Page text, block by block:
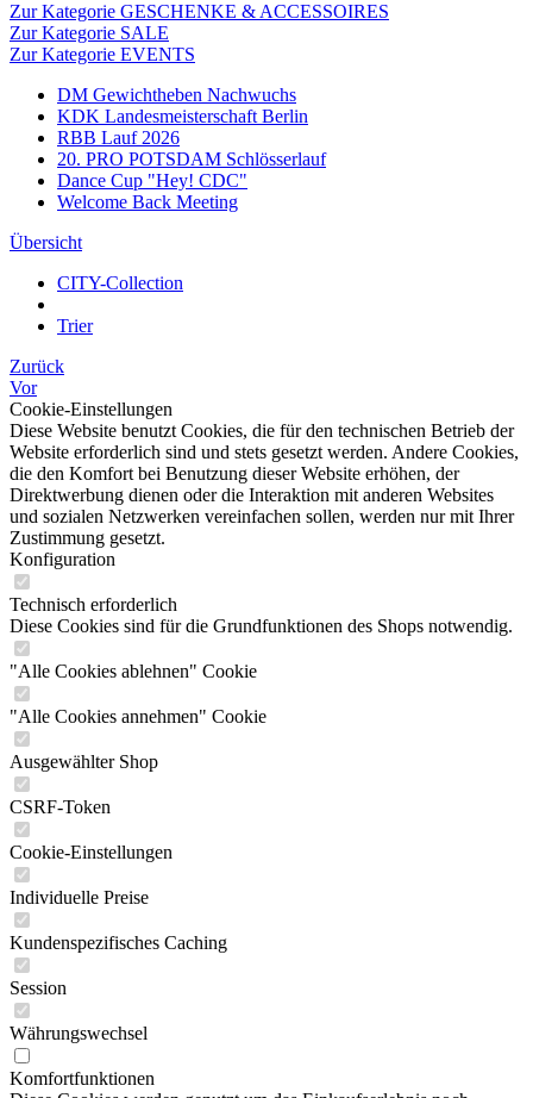
Zur Kategorie GESCHENKE & ACCESSOIRES
Zur Kategorie SALE
Zur Kategorie EVENTS
DM Gewichtheben Nachwuchs
KDK Landesmeisterschaft Berlin
RBB Lauf 2026
20. PRO POTSDAM Schlösserlauf
Dance Cup "Hey! CDC"
Welcome Back Meeting
Übersicht
CITY-Collection
Trier
Zurück
Vor
Cookie-Einstellungen
Diese Website benutzt Cookies, die für den technischen Betrieb der
Website erforderlich sind und stets gesetzt werden. Andere Cookies,
die den Komfort bei Benutzung dieser Website erhöhen, der
Direktwerbung dienen oder die Interaktion mit anderen Websites
und sozialen Netzwerken vereinfachen sollen, werden nur mit Ihrer
Zustimmung gesetzt.
Konfiguration
Technisch erforderlich
Diese Cookies sind für die Grundfunktionen des Shops notwendig.
"Alle Cookies ablehnen" Cookie
"Alle Cookies annehmen" Cookie
Ausgewählter Shop
CSRF-Token
Cookie-Einstellungen
Individuelle Preise
Kundenspezifisches Caching
Session
Währungswechsel
Komfortfunktionen